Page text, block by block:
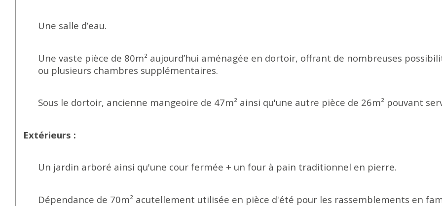
Une salle d’eau.
Une vaste pièce de 80m² aujourd’hui aménagée en dortoir, offrant de nombreuses
ou plusieurs chambres supplémentaires.
Sous le dortoir, ancienne mangeoire de 47m² ainsi qu'une autre pièce de 26m² pouvant
Extérieurs :
Un jardin arboré ainsi qu'une cour fermée + un four à pain traditionnel en pierre.
Dépendance de 70m² acutellement utilisée en pièce d'été pour les rassemblements en